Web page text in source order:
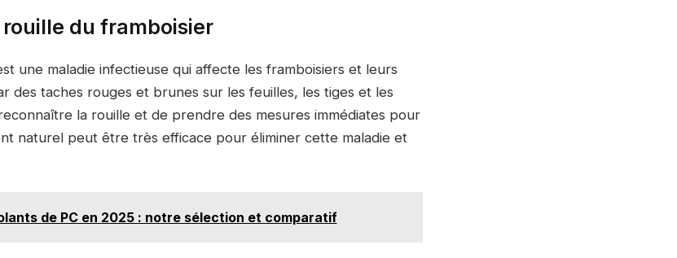
rouille du framboisier
une maladie infectieuse qui affecte les framboisiers et leurs
des taches rouges et brunes sur les feuilles, les tiges et les
la rouille et de prendre des mesures immédiates pour
naturel peut être très efficace pour éliminer cette maladie et
de PC en 2025 : notre sélection et comparatif